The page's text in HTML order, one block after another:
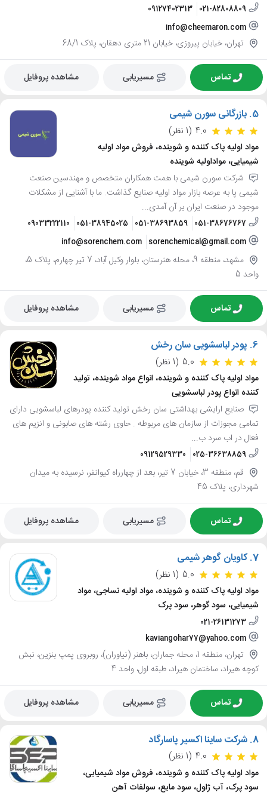
021-82808809
09127402313
info@cheemaron.com
تهران، خیابان پیروزی، خیابان 21 متری دهقان، پلاک 68/1
تماس مسیریابی مشاهده پروفایل
5. بازرگانی سورن شیمی
4.0 (1 نظر)
مواد اولیه پاک کننده و شوینده، فروش مواد اولیه
شیمیایی، مواداولیه شوینده
شرکت سورن شیمی با همت همکاران متخصص و مهندسین صنعت
شیمی پا به عرصه بازار مواد اولیه صنایع گذاشت. ما با آشنایی از مشکلات
موجود در صنعت ایران بر آن آمدی...
051-38676767
051-38693859
051-38945025
09033222110
sorenchemical@gmail.com
info@sorenchem.com
مشهد، منطقه 9، محله هنرستان، بلوار وکیل آباد، 7 تیر چهارم، پلاک 5،
واحد 5
تماس مسیریابی مشاهده پروفایل
6. پودر لباسشویی سان رخش
5.0 (1 نظر)
مواد اولیه پاک کننده و شوینده، انواع مواد شوینده، تولید
کننده انواع پودر لباسشویی
صنایع ارایشی بهداشتی سان رخش تولید کننده پودرهای لباسشویی دارای
تمامی مجوزات از سازمان های مربوطه . حاوی رشته های صابونی و انزیم های
فعال در اب سرد ب...
025-36638859
09129529330
قم، منطقه 3، خیابان 7 تیر، بعد از چهارراه کیوانفر، نرسیده به میدان
شهرداری، پلاک 45
تماس مسیریابی مشاهده پروفایل
7. کاویان گوهر شیمی
5.0 (1 نظر)
مواد اولیه پاک کننده و شوینده، مواد اولیه نساجی، مواد
شیمیایی، سود گوهر، سود پرک
021-26131273
kaviangohar77@yahoo.com
تهران، منطقه 1، محله جماران، باهنر (نیاوران)، روبروی پمپ بنزین، نبش
کوچه هیراد، ساختمان هیراد، طبقه اول، واحد 4
تماس مسیریابی مشاهده پروفایل
8. شرکت ساینا اکسیر پاسارگاد
4.0 (1 نظر)
مواد اولیه پاک کننده و شوینده، فروش مواد شیمیایی،
سود پرک، آب ژاول، سود مایع، سولفات آهن